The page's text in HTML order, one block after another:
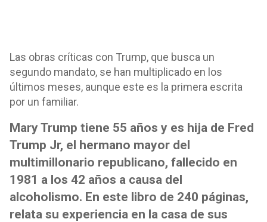
Las obras críticas con Trump, que busca un
segundo mandato, se han multiplicado en los
últimos meses, aunque este es la primera escrita
por un familiar.
Mary Trump tiene 55 años y es hija de Fred
Trump Jr, el hermano mayor del
multimillonario republicano, fallecido en
1981 a los 42 años a causa del
alcoholismo. En este libro de 240 páginas,
relata su experiencia en la casa de sus